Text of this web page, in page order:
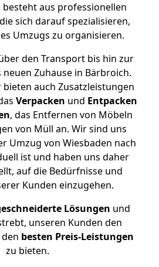
aus professionellen
sich darauf spezialisieren,
Umzugs zu organisieren.
den Transport bis hin zur
Zuhause in Bärbroich.
auch Zusatzleistungen
Verpacken und Entpacken
, das Entfernen von Möbeln
von Müll an. Wir sind uns
Umzug von Wiesbaden nach
ist und haben uns daher
auf die Bedürfnisse und
Kunden einzugehen.
Lösungen und
unseren Kunden den
besten Preis-Leistungen
zu bieten.